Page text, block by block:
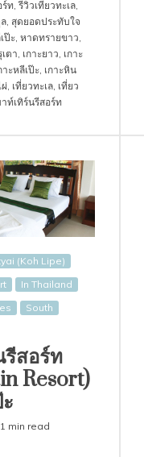
ร์ท,รีวิวเที่ยวทะเล,
, สุดยอดประทับใจ
ป๊ะ, หาดทรายขาว,
ตา, เกาะยาว, เกาะ
าะหลีเป๊ะ, เกาะหิน
ผ่, เที่ยวทะเล, เที่ยว
าท์เทิร์นรีสอร์ท
(Koh Lipe)
In Thailand
South
รีสอร์ท
Resort)
1 min read